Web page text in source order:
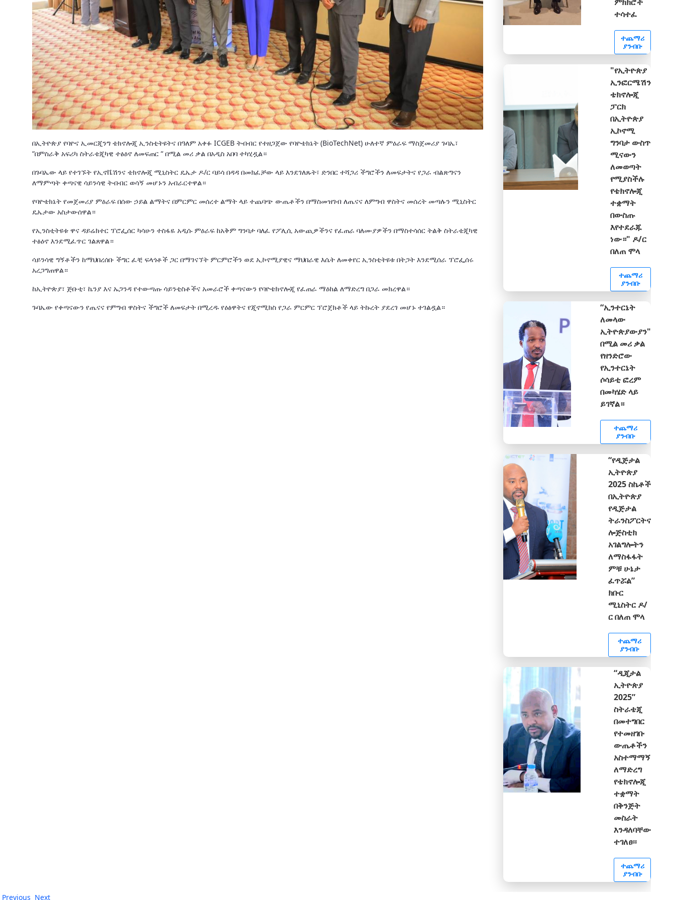
በኢትዮጵያ የባዮና ኢመርጂንግ ቴክኖሎጂ ኢንስቲትዩትና በዓለም አቀፉ ICGEB ትብብር የተዘጋጀው የባዮቴክኔት (BioTechNet) ሁለተኛ ምዕራፍ ማስጀመሪያ ጉባኤ፣
“በምስራቅ አፍሪካ ስትራቴጂካዊ ተፅዕኖ ለመፍጠር “ በሚል መሪ ቃል በአዲስ አበባ ተካሂዷል።
በጉባኤው ላይ የተገኙት የኢኖቬሽንና ቴክኖሎጂ ሚኒስትር ዴኤታ ዶ/ር ባይሳ በዳዳ በመክፈቻው ላይ እንደገለጹት፣ ድንበር ተሻጋሪ ችግሮችን ለመፍታትና የጋራ ብልጽግናን
ለማምጣት ቀጣናዊ ሳይንሳዊ ትብብር ወሳኝ መሆኑን አብራርተዋል።
የባዮቴክኔት የመጀመሪያ ምዕራፍ በሰው ኃይል ልማትና በምርምር መሰረተ ልማት ላይ ተጨባጭ ውጤቶችን በማስመዝገብ ለጤናና ለምግብ ዋስትና መሰረት መጣሉን ሚኒስትር
ዴኤታው አስታውሰዋል።
የኢንስቲትዩቱ ዋና ዳይሬክተር ፕሮፌሰር ካሳሁን ተስፋዬ አዲሱ ምዕራፍ ከአቅም ግንባታ ባለፈ የፖሊሲ አውጪዎችንና የፈጠራ ባለሙያዎችን በማስተሳሰር ትልቅ ስትራቴጂካዊ
ተፅዕኖ እንደሚፈጥር ገልጸዋል።
ሳይንሳዊ ግኝቶችን ከማህበረሰቡ ችግር ፈቺ ፍላጎቶች ጋር በማገናኘት ምርምሮችን ወደ ኢኮኖሚያዊና ማህበራዊ እሴት ለመቀየር ኢንስቲትዩቱ በትጋት እንደሚሰራ ፕሮፌሰሩ
አረጋግጠዋል።
ከኢትዮጵያ፣ ጅቡቲ፣ ኬንያ እና ኡጋንዳ የተውጣጡ ሳይንቲስቶችና አመራሮች ቀጣናውን የባዮቴክኖሎጂ የፈጠራ ማዕከል ለማድረግ በጋራ መክረዋል።
ጉባኤው የቀጣናውን የጤናና የምግብ ዋስትና ችግሮች ለመፍታት በሚረዱ የዕፅዋትና የጂኖሚክስ የጋራ ምርምር ፕሮጀክቶች ላይ ትኩረት ያደረገ መሆኑ ተገልዷል።
ተሳተፈ
ተጨማሪ
ያንብቡ
"የኢትዮጵያ
ኢንፎርሜሽን
ቴክኖሎጂ
ፓርክ
በኢትዮጵያ
ኢኮኖሚ
ግንባታ ውስጥ
ሚናውን
ለመወጣት
የሚያስችሉ
የቴክኖሎጂ
ተቋማት
በውስጡ
እየተደራጁ
ነው።" ዶ/ር
በለጠ ሞላ
ተጨማሪ
ያንብቡ
“ኢንተርኔት
ለመላው
ኢትዮጵያውያን"
በሚል መሪ ቃል
የዘንድሮው
የኢንተርኔት
ሶሳይቲ ፎረም
በመካሄድ ላይ
ይገኛል።
ተጨማሪ
ያንብቡ
“የዲጅታል
ኢትዮጵያ
2025 ስኬቶች
በኢትዮጵያ
የዲጅታል
ትራንስፖርትና
ሎጅስቲክ
አገልግሎትን
ለማስፋፋት
ምቹ ሁኔታ
ፈጥሯል”
ክቡር
ሚኒስትር ዶ/
ር በለጠ ሞላ
ተጨማሪ
ያንብቡ
“ዲጂታል
ኢትዮጵያ
2025”
ስትራቴጂ
በመተግበር
የተመዘገቡ
ውጤቶችን
አስተማማኝ
ለማድረግ
የቴክኖሎጂ
ተቋማት
በቅንጅት
መስራት
እንዳለባቸው
ተገለፀ፡፡
ተጨማሪ
ያንብቡ
Previous Next